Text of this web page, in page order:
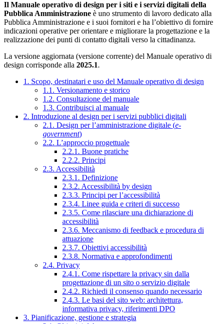
Il Manuale operativo di design per i siti e i servizi digitali della
Pubblica Amministrazione è uno strumento di lavoro dedicato alla
Pubblica Amministrazione e i suoi fornitori e ha l’obiettivo di fornire
indicazioni operative per orientare e migliorare la progettazione e la
realizzazione dei punti di contatto digitali verso la cittadinanza.
La versione aggiornata (versione corrente) del Manuale operativo di
design corrisponde alla 2025.1.
1. Scopo, destinatari e uso del Manuale operativo di design
1.1. Versionamento e storico
1.2. Consultazione del manuale
1.3. Contribuisci al manuale
2. Introduzione al design per i servizi pubblici digitali
2.1. Design per l’amministrazione digitale (e-
government)
2.2. L’approccio progettuale
2.2.1. Buone pratiche
2.2.2. Principi
2.3. Accessibilità
2.3.1. Definizione
2.3.2. Accessibilità by design
2.3.3. Principi per l’accessibilità
2.3.4. Linee guida e criteri di successo
2.3.5. Come rilasciare una dichiarazione di
accessibilità
2.3.6. Meccanismo di feedback e procedura di
attuazione
2.3.7. Obiettivi accessibilità
2.3.8. Normativa e approfondimenti
2.4. Privacy
2.4.1. Come rispettare la privacy sin dalla
progettazione di un sito o servizio digitale
2.4.2. Richiedi il consenso quando necessario
2.4.3. Le basi del sito web: architettura,
informativa privacy, riferimenti DPO
3. Pianificazione, gestione e strategia